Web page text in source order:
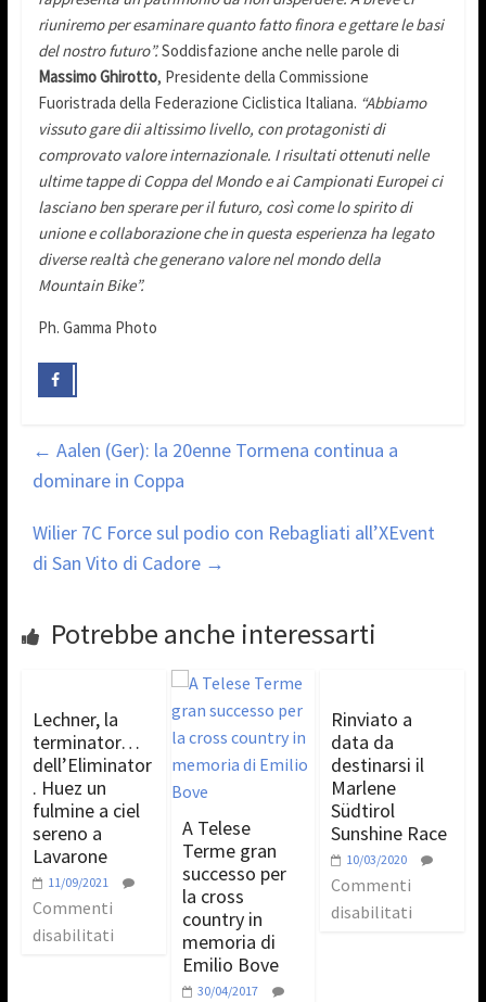
riuniremo per esaminare quanto fatto finora e gettare le basi
del nostro futuro”.Soddisfazione anche nelle parole di
Massimo Ghirotto, Presidente della Commissione
Fuoristrada della Federazione Ciclistica Italiana. “Abbiamo
vissuto gare dii altissimo livello, con protagonisti di
comprovato valore internazionale. I risultati ottenuti nelle
ultime tappe di Coppa del Mondo e ai Campionati Europei ci
lasciano ben sperare per il futuro, così come lo spirito di
unione e collaborazione che in questa esperienza ha legato
diverse realtà che generano valore nel mondo della
Mountain Bike”.
Ph. Gamma Photo
← Aalen (Ger): la 20enne Tormena continua a
dominare in Coppa
Wilier 7C Force sul podio con Rebagliati all’XEvent
di San Vito di Cadore →
Potrebbe anche interessarti
Lechner, la
terminator…
dell’Eliminator
. Huez un
fulmine a ciel
sereno a
Lavarone
11/09/2021
Commenti
disabilitati
A Telese
Terme gran
successo per
la cross
country in
memoria di
Emilio Bove
30/04/2017
Rinviato a
data da
destinarsi il
Marlene
Südtirol
Sunshine Race
10/03/2020
Commenti
disabilitati